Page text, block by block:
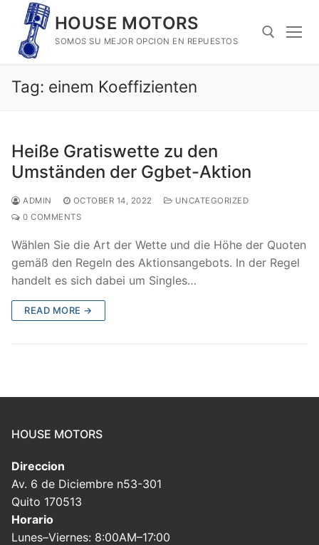
content
HOUSE MOTORS
SOMOS SU MEJOR OPCION EN REPUESTOS
Search for:
Tag: einem Koeffizienten
Heiße Gratiswette zu den
Umständen der Ggbet-Aktion
ADMIN OCTOBER 14, 2022
UNCATEGORIZED
0 COMMENTS
Wählen Sie die Art der Wette und die Höhe der Quoten
gemäß den Regeln des Aktionsangebots. In der Regel
handelt es sich dabei um Singles…
READ MORE →
HOUSE MOTORS
Direccion
Av. 6 de Diciembre n53-301
Quito 170513
Horario
Lunes–Viernes: 8:00AM–17:00